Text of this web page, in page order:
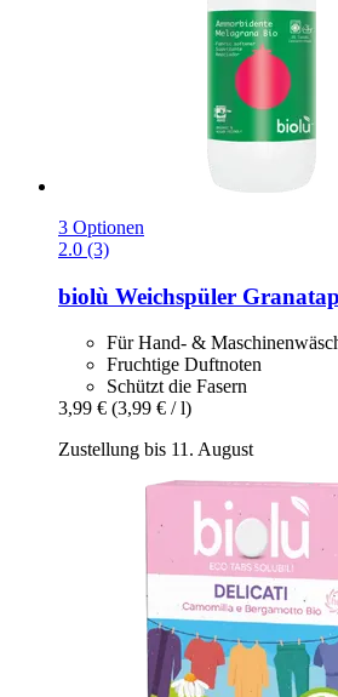
3 Optionen
2.0 (3)
biolù Weichspüler
Für Hand- &
Fruchtige Duftnoten
Schützt die Fasern
3,99 € (3,99 € / l)
Zustellung bis 11. August